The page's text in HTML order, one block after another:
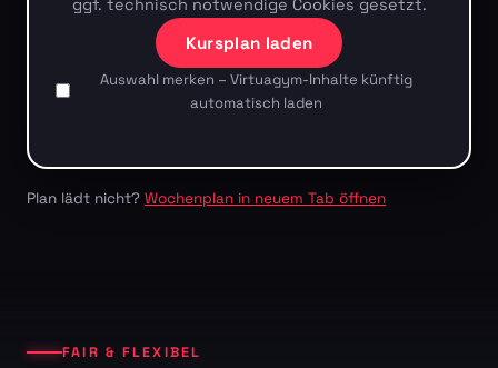
ggf. technisch notwendige Cookies gesetzt.
Kursplan laden
Auswahl merken – Virtuagym-Inhalte künftig
automatisch laden
Plan lädt nicht? Wochenplan in neuem Tab öffnen
FAIR & FLEXIBEL